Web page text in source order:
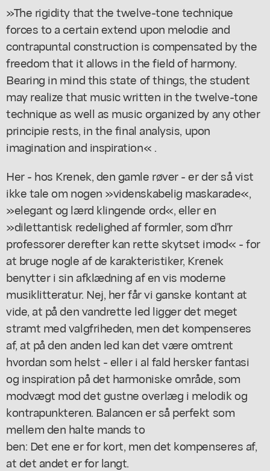
»The rigidity that the twelve-tone technique
forces to a certain extend upon melodie and
contrapuntal construction is compensated by the
freedom that it allows in the field of harmony.
Bearing in mind this state of things, the student
may realize that music written in the twelve-tone
technique as well as music organized by any other
principie rests, in the final analysis, upon
imagination and inspiration« .
Her - hos Krenek, den gamle røver - er der så vist
ikke tale om nogen »videnskabelig maskarade«,
»elegant og lærd klingende ord«, eller en
»dilettantisk redelighed af formler, som d'hrr
professorer derefter kan rette skytset imod« - for
at bruge nogle af de karakteristiker, Krenek
benytter i sin afklædning af en vis moderne
musiklitteratur. Nej, her får vi ganske kontant at
vide, at på den vandrette led ligger det meget
stramt med valgfriheden, men det kompenseres
af, at på den anden led kan det være omtrent
hvordan som helst - eller i al fald hersker fantasi
og inspiration på det harmoniske område, som
modvægt mod det gustne overlæg i melodik og
kontrapunkteren. Balancen er så perfekt som
mellem den halte mands to
ben: Det ene er for kort, men det kompenseres af,
at det andet er for langt.